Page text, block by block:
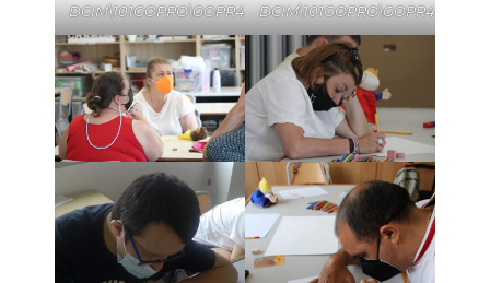
DCIM\101GOPRO\GOPR4439.JPG